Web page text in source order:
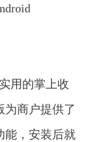
用的掌上收
为商户提供了
能，安装后就